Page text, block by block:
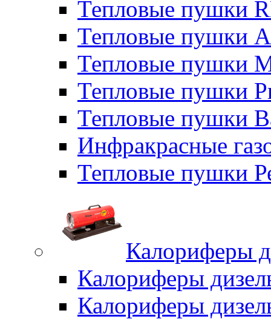
Тепловые пушки
Тепловые пушки
Тепловые пушки
Тепловые пушки
Тепловые пушки
Инфракрасные
Тепловые пушки
Калориферы
Калориферы
Калориферы